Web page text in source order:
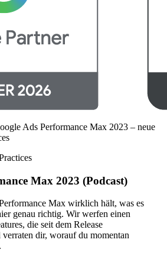
Ads Performance Max 2023 – neue
Max 2023 (Podcast)
Max wirklich hält, was es
genau richtig. Wir werfen einen
die seit dem Release
dir, worauf du momentan